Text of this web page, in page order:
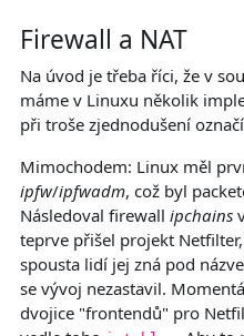
Firewall a NAT
Na úvod je třeba říci, že v
máme v Linuxu několik
při troše zjednodušení
Mimochodem: Linux měl
ipfw/ipfwadm, což byl
Následoval firewall ipchains
teprve přišel projekt
spousta lidí jej zná pod
se vývoj nezastavil.
dvojice "frontendů" pro